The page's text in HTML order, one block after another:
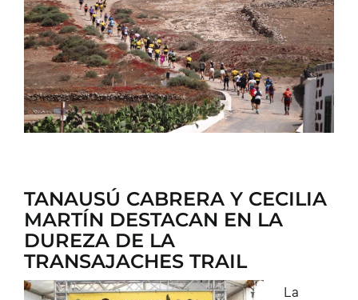
TANAUSÚ CABRERA Y CECILIA
MARTÍN DESTACAN EN LA
DUREZA DE LA
TRANSAJACHES TRAIL
La